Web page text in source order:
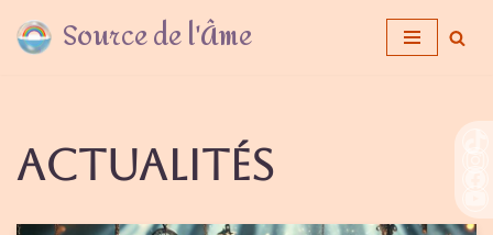
Aller Source de l'Âme
Actualités